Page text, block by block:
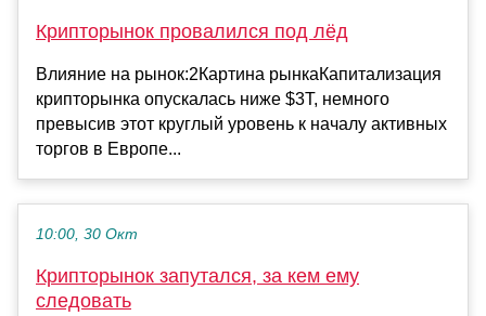
Крипторынок провалился под лёд
Влияние на рынок:2Картина рынкаКапитализация
крипторынка опускалась ниже $3T, немного
превысив этот круглый уровень к началу активных
торгов в Европе...
10:00, 30 Окт
Крипторынок запутался, за кем ему
следовать